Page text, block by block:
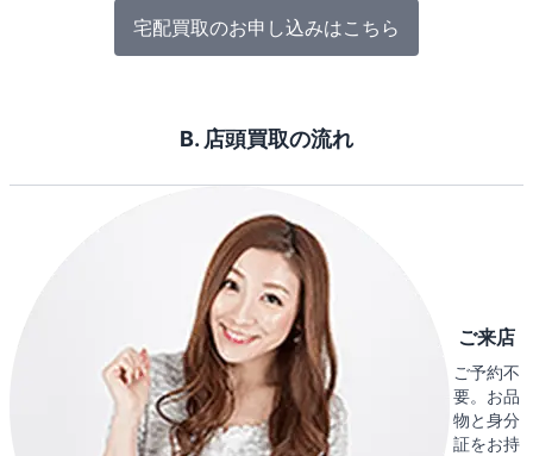
宅配買取のお申し込みはこちら
B. 店頭買取の流れ
ご来店
ご予約不
要。お品
物と身分
証をお持